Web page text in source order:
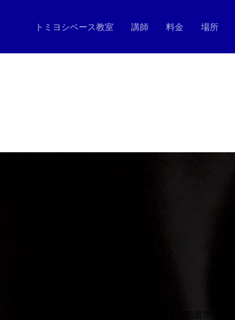
トミヨシベース教室 講師 料金 場所
小学3年生〜大人まで歓迎！ベースレッスンを大船渡市で